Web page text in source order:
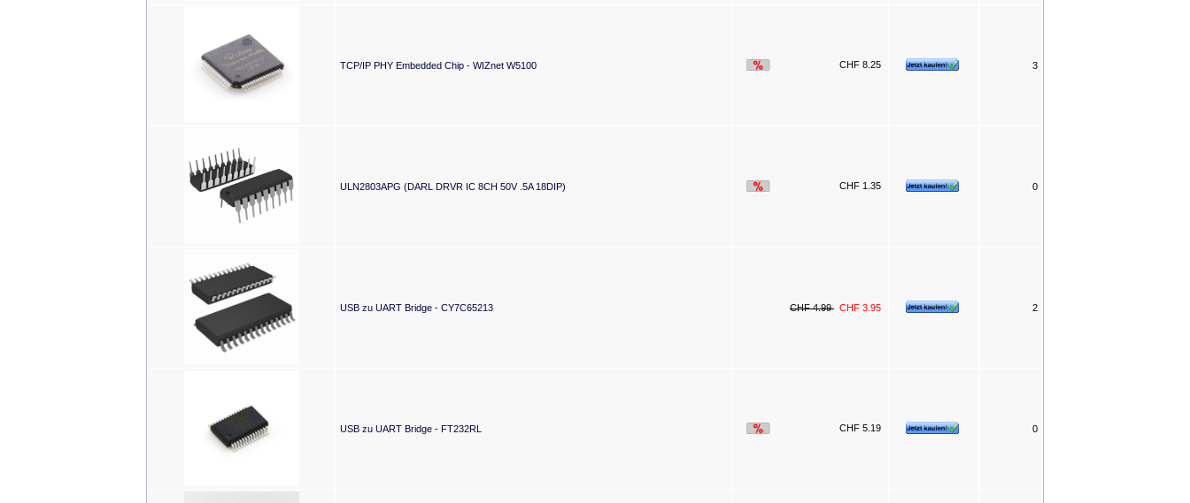
TCP/IP PHY Embedded Chip - WIZnet W5100 CHF 8.25 3
ULN2803APG (DARL DRVR IC 8CH 50V .5A 18DIP) CHF 1.35 0
USB zu UART Bridge - CY7C65213 CHF 4.99 CHF 3.95 2
USB zu UART Bridge - FT232RL CHF 5.19 0